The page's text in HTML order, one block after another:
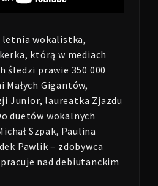
letnia wokalistka,
którą w mediach
śledzi prawie 350 000
Małych Gigantów,
Junior, laureatka Zjazdu
duetów wokalnych
Szpak, Paulina
Pawlik – zdobywca
nad debiutanckim